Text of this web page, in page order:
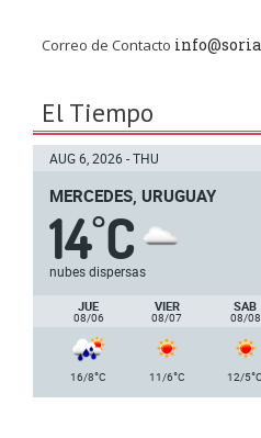
Correo de Contacto
El Tiempo
AUG 6, 2026 - THU
MERCEDES, URUGUAY
14°C
nubes dispersas
JUE
08/06
VIER
08/07
SAB
08/08
16/8°C 11/6°C 12/5°C